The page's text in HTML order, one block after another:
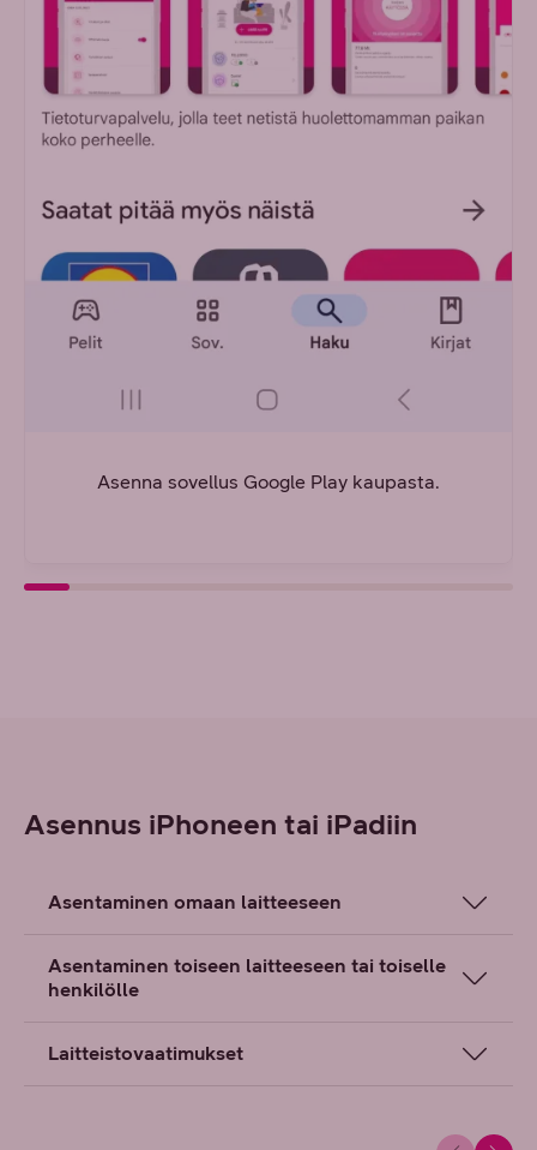
Asenna sovellus Google Play kaupasta.
Asennus iPhoneen tai iPadiin
Asentaminen omaan laitteeseen
Asentaminen toiseen laitteeseen tai toiselle
henkilölle
Laitteistovaatimukset